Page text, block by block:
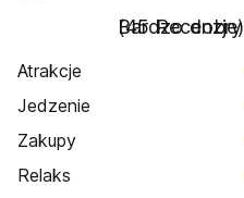
Bardzo dobry
(45 Recenzje)
Atrakcje
Jedzenie
Zakupy
Relaks